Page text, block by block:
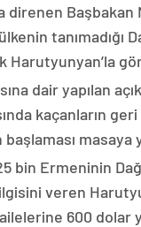
direnen Başbakan
tanımadığı
Harutyunyan’la
dair yapılan
kaçanların
masaya
bin Ermeninin
veren
600 dolar